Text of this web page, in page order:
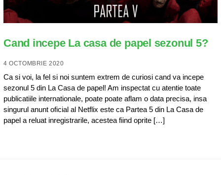
Cand incepe La casa de papel sezonul 5?
4 OCTOMBRIE 2020
Ca si voi, la fel si noi suntem extrem de curiosi cand va incepe
sezonul 5 din La Casa de papel! Am inspectat cu atentie toate
publicatiile internationale, poate poate aflam o data precisa, insa
singurul anunt oficial al Netflix este ca Partea 5 din La Casa de
papel a reluat inregistrarile, acestea fiind oprite […]